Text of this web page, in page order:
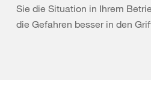
Sie die Situation in Ihrem
die Gefahren besser in den